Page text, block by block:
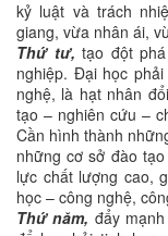
kỷ luật và trách
giang, vừa nhân ái,
Thứ tư, tạo đột
nghiệp. Đại học
nghệ, là hạt nhân
tạo – nghiên cứu –
Cần hình thành
những cơ sở đào
lực chất lượng cao,
học – công nghệ,
Thứ năm, đẩy